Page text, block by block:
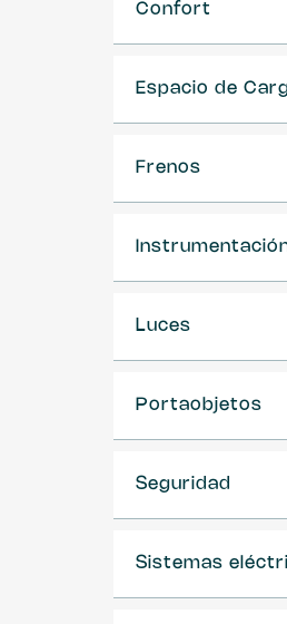
Confort
Espacio de
Frenos
Luces
Portaobjetos
Seguridad
Sistemas